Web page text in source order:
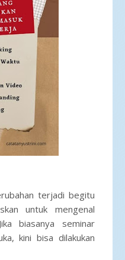
terjadi begitu
untuk mengenal
biasanya seminar
kini bisa dilakukan